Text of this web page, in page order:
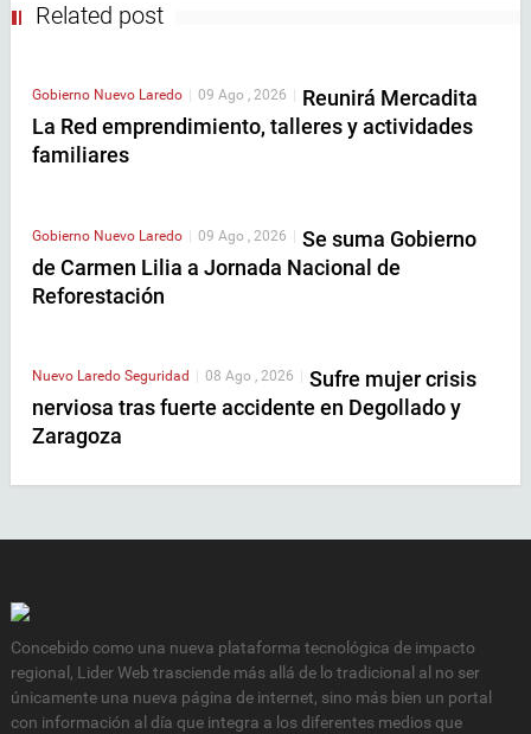
Related post
Gobierno Nuevo Laredo 09 Ago , 2026
Reunirá Mercadita
La Red emprendimiento, talleres y actividades
familiares
Gobierno Nuevo Laredo | 09 Ago , 2026 | Se suma Gobierno
de Carmen Lilia a Jornada Nacional de
Reforestación
Nuevo Laredo Seguridad 08 Ago , 2026
Sufre mujer crisis
nerviosa tras fuerte accidente en Degollado y
Zaragoza
Concebido como una nueva plataforma tecnológica de impacto
regional, Lider Web trasciende más allá de lo tradicional al no ser
únicamente una nueva página de internet, sino más bien un portal
con información al día que integra a los diferentes medios que